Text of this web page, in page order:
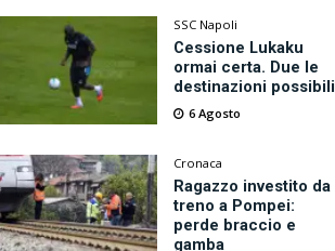
SSC Napoli
Cessione Lukaku
ormai certa. Due le
destinazioni possibili
6 Agosto
Cronaca
Ragazzo investito da
treno a Pompei:
perde braccio e
gamba